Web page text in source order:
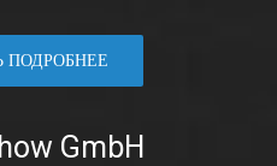
ПОДРОБНЕЕ
GmbH